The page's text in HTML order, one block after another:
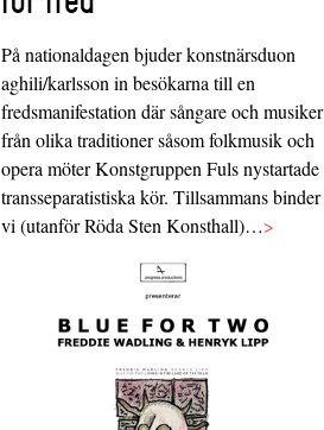
På nationaldagen bjuder konstnärsduon
aghili/karlsson in besökarna till en
fredsmanifestation där sångare och musiker
från olika traditioner såsom folkmusik och
opera möter Konstgruppen Fuls nystartade
transseparatistiska kör. Tillsammans binder
vi (utanför Röda Sten Konsthall)…>